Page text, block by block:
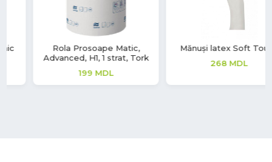
Mănuși latex Soft Touch
268MDL
Mască de unică folosință BLF